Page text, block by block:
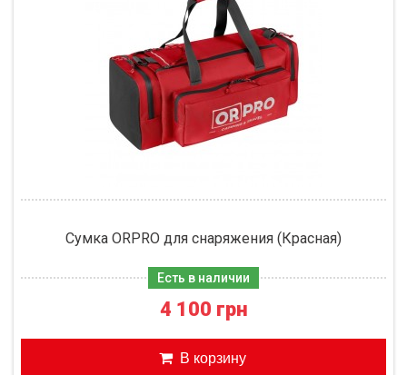
Сумка ORPRO для снаряжения (Красная)
Есть в наличии
4 100 грн
В корзину